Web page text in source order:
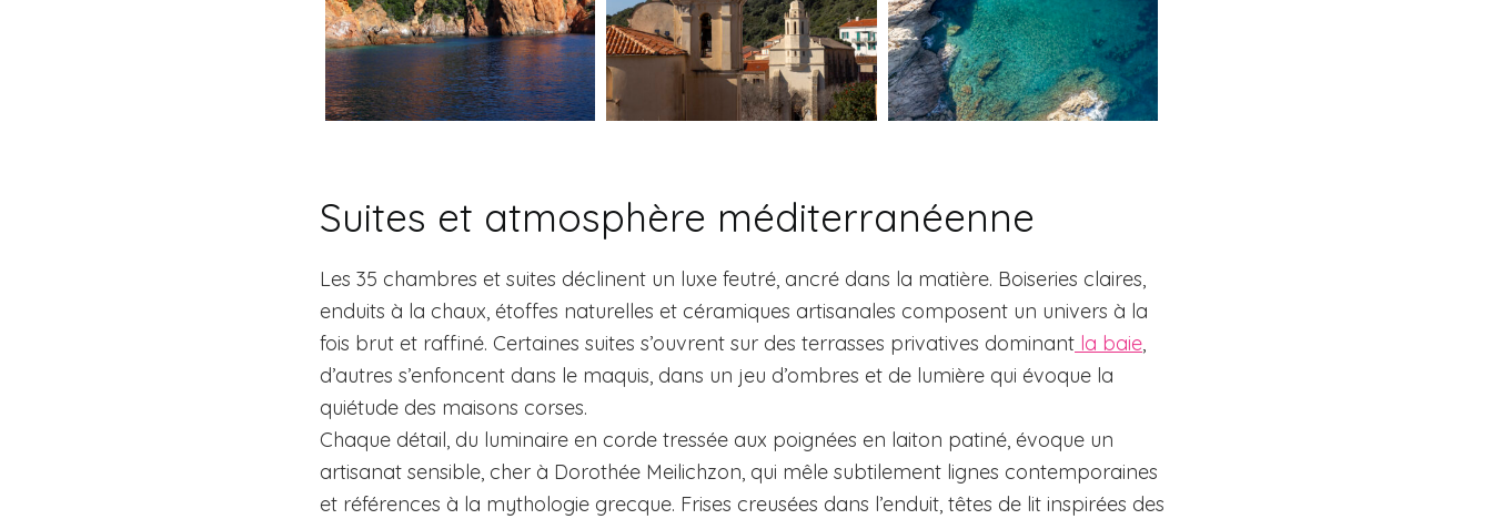
Suites et atmosphère méditerranéenne
Les 35 chambres et suites déclinent un luxe feutré, ancré dans la matière. Boiseries claires,
enduits à la chaux, étoffes naturelles et céramiques artisanales composent un univers à la
fois brut et raffiné. Certaines suites s’ouvrent sur des terrasses privatives dominant la baie,
d’autres s’enfoncent dans le maquis, dans un jeu d’ombres et de lumière qui évoque la
quiétude des maisons corses.
Chaque détail, du luminaire en corde tressée aux poignées en laiton patiné, évoque un
artisanat sensible, cher à Dorothée Meilichzon, qui mêle subtilement lignes contemporaines
et références à la mythologie grecque. Frises creusées dans l’enduit, têtes de lit inspirées des